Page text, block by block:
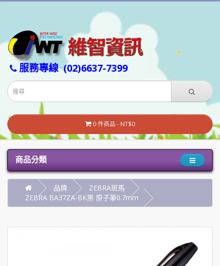
服務專線(02)6637-7399
0 件商品 - NT$0
商品分類
品牌
ZEBRA斑馬
ZEBRA BA37ZA-BK黑 原子筆0.7mm